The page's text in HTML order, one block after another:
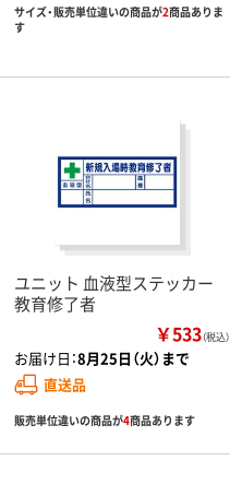
サイズ・販売単位違いの商品が2商品ありま
す
ユニット 血液型ステッカー
教育修了者
￥533（税込）
お届け日：8月25日（火）まで
直送品
販売単位違いの商品が4商品あります